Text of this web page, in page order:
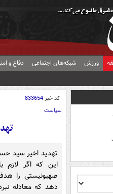
ورزش شبکه‌های اجتماعی دفاع و
کد خبر833654
سیاست
تهدید اخیر سید
این که اگر
صهیونیستی را
دهد که معادله